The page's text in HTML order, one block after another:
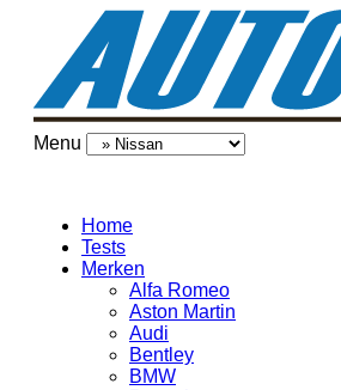
Menu
Home
Tests
Merken
Alfa Romeo
Aston Martin
Audi
Bentley
BMW